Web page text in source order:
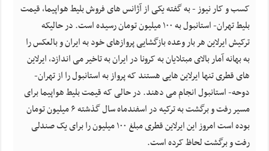
کسب و کار نیوز - به گفته یکی از آژانس های فروش بلیط هواپیما، قیمت
بلیط تهران- استانبول به ۱۰۰ میلیون تومان رسیده است. در حالیکه
ترکیش ایرلاین هر بار وعده بازگشایی پروازهای خود به ایران و بالعکس را
به بهانه آمار بالای مبتلایان به کرونا در ایران به تاخیر می اندازد، ایرلاین
های قطری تنها ایرلاین هایی هستند که پرواز به استانبول را از تهران-
دوحه- استانبول انجام می دهند. در حالی که قیمت بلیط هواپیما برای
مسیر رفت و برگشت به ترکیه در اسفندماه سال گذشته ۶ میلیون تومان
بوده است امروز این ایرلاین قطری مبلغ ۱۰۰ میلیون را برای یک صندلی
رفت و برگشت لحاظ کرده است.